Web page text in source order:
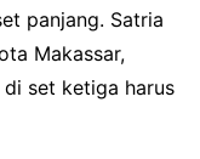
panjang. Satria
Makassar,
set ketiga harus